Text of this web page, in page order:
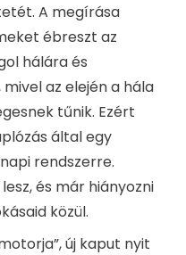
A megírása
ébreszt az
hálára és
az elején a hála
tűnik. Ezért
által egy
rendszerre.
és már hiányozni
közül.
új kaput nyit